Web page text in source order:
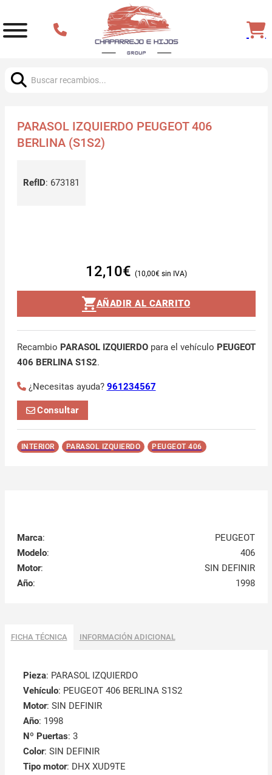
PARASOL IZQUIERDO PEUGEOT 406
BERLINA (S1S2)
RefID: 673181
12,10€ 10,00€
AÑADIR AL CARRITO
Recambio PARASOL IZQUIERDOpara el vehículo PEUGEOT
406 BERLINA S1S2.
¿Necesitas ayuda? 961234567
Consultar
INTERIOR PARASOL IZQUIERDO PEUGEOT 406
Marca:
PEUGEOT
Modelo:
406
Motor:
SIN DEFINIR
Año: 1998
FICHA TÉCNICA INFORMACIÓN ADICIONAL
Pieza: PARASOL IZQUIERDO
Vehículo: PEUGEOT 406 BERLINA S1S2
Motor: SIN DEFINIR
Año: 1998
Nº Puertas: 3
Color: SIN DEFINIR
Tipo motor: DHX XUD9TE